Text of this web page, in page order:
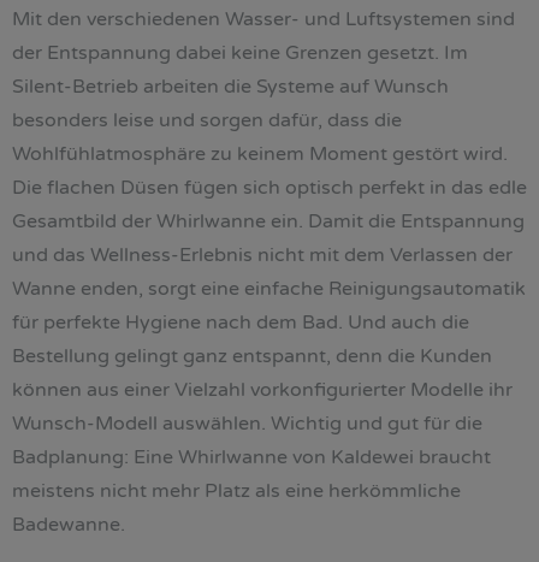
Mit den verschiedenen Wasser- und Luftsystemen sind
der Entspannung dabei keine Grenzen gesetzt. Im
Silent-Betrieb arbeiten die Systeme auf Wunsch
besonders leise und sorgen dafür, dass die
Wohlfühlatmosphäre zu keinem Moment gestört wird.
Die flachen Düsen fügen sich optisch perfekt in das edle
Gesamtbild der Whirlwanne ein. Damit die Entspannung
und das Wellness-Erlebnis nicht mit dem Verlassen der
Wanne enden, sorgt eine einfache Reinigungsautomatik
für perfekte Hygiene nach dem Bad. Und auch die
Bestellung gelingt ganz entspannt, denn die Kunden
können aus einer Vielzahl vorkonfigurierter Modelle ihr
Wunsch-Modell auswählen. Wichtig und gut für die
Badplanung: Eine Whirlwanne von Kaldewei braucht
meistens nicht mehr Platz als eine herkömmliche
Badewanne.